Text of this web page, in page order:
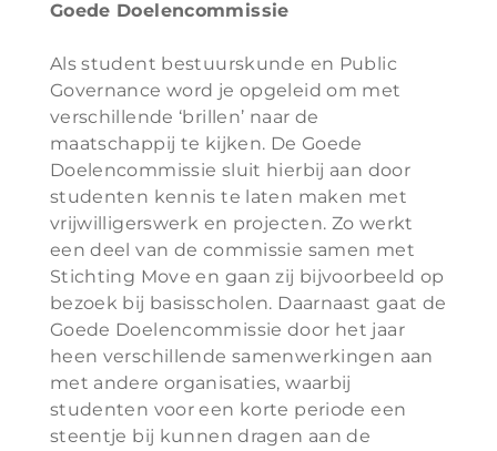
Goede Doelencommissie
Als student bestuurskunde en Public
Governance word je opgeleid om met
verschillende ‘brillen’ naar de
maatschappij te kijken. De Goede
Doelencommissie sluit hierbij aan door
studenten kennis te laten maken met
vrijwilligerswerk en projecten. Zo werkt
een deel van de commissie samen met
Stichting Move en gaan zij bijvoorbeeld op
bezoek bij basisscholen. Daarnaast gaat de
Goede Doelencommissie door het jaar
heen verschillende samenwerkingen aan
met andere organisaties, waarbij
studenten voor een korte periode een
steentje bij kunnen dragen aan de